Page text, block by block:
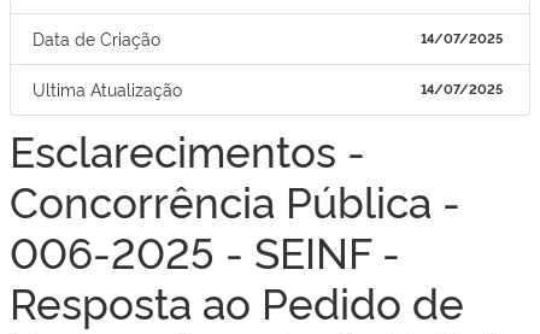
Data de Criação 14/07/2025
Ultima Atualização 14/07/2025
Esclarecimentos -
Concorrência Pública -
006-2025 - SEINF -
Resposta ao Pedido de